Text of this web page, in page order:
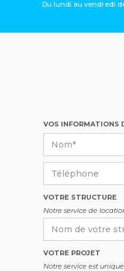
Du lundi au vendredi
VOS INFORMATIONS
VOTRE STRUCTURE
Notre service de
VOTRE PROJET
Notre service est